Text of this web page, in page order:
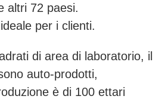
altri 72 paesi.
per i clienti.
di area di laboratorio, il
auto-prodotti,
è di 100 ettari